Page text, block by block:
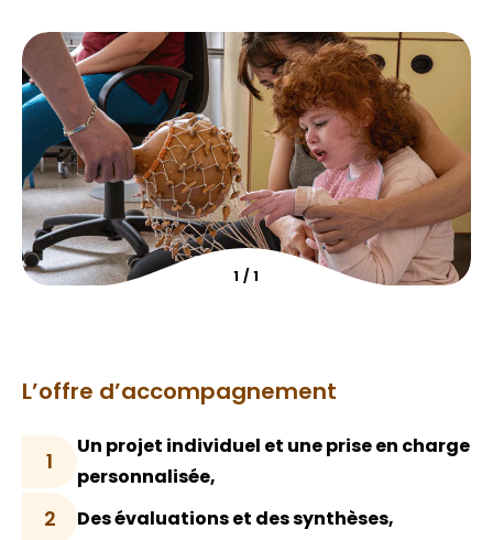
1 /1
L’offre d’accompagnement
1
Un projet individuel et une prise en charge
personnalisée,
2 Des évaluations et des synthèses,